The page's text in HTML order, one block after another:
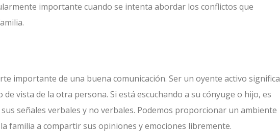
importante cuando se intenta abordar los conflictos que
importante de una buena comunicación. Ser un oyente activo significa
vista de la otra persona. Si está escuchando a su cónyuge o hijo, es
señales verbales y no verbales. Podemos proporcionar un ambiente
familia a compartir sus opiniones y emociones libremente.